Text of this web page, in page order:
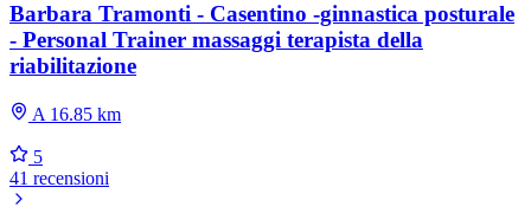
Barbara Tramonti - Casentino -ginnastica posturale
- Personal Trainer massaggi terapista della
riabilitazione
A 16.85 km
5
41 recensioni